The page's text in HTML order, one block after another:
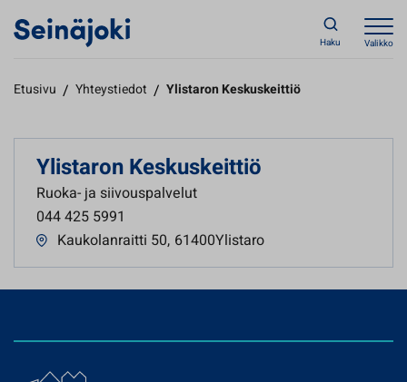
Haku Valikko
Etusivu / Yhteystiedot / Ylistaron Keskuskeittiö
Ylistaron Keskuskeittiö
Ruoka- ja siivouspalvelut
044 425 5991
Kaukolanraitti 50, 61400Ylistaro